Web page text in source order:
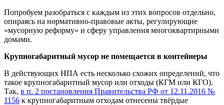
Попробуем разобраться с каждым из этих вопросов отдельно,
опираясь на нормативно-правовые акты, регулирующие
«мусорную реформу» и сферу управления многоквартирными
домами.
Крупногабаритный мусор не помещается в контейнеры
В действующих НПА есть несколько схожих определений, что
такое крупногабаритный мусор или отходы (КГМ или КГО).
Так, в п. 2 постановления Правительства РФ от 12.11.2016 №
1156 к крупногабаритным отходам отнесены твёрдые